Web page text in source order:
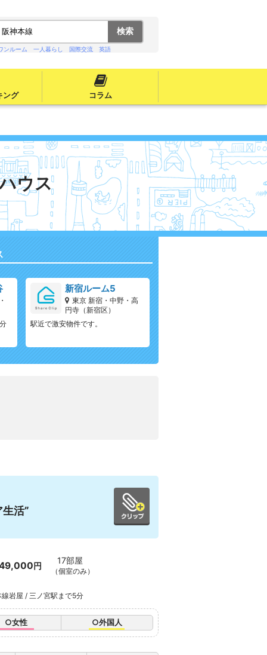
ンルーム 一人暮らし 国際交流 英語
ング コラム
ウス
新宿ルーム5
東京 新宿・中野・高
円寺（新宿区）
駅近で激安物件です。
活”
円 17部屋
（個室のみ）
線岩屋 / 三ノ宮駅まで5分
○女性 ○外国人